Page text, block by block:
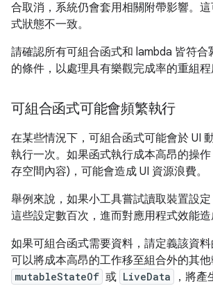
合取消，系統仍會套用相關附帶影響。
式狀態不一致。
請確認所有可組合函式和 lambda 皆符合
的條件，以處理具有樂觀完成率的重組程
可組合函式可能會頻繁執行
在某些情況下，可組合函式可能會於 UI
執行一次。如果函式執行成本高昂的操
存空間內容)，可能會造成 UI 資源浪費。
舉例來說，如果小工具嘗試讀取裝置設
這些設定數百次，進而對應用程式效能造
如果可組合函式需要資料，請定義該資
可以將成本高昂的工作移至組合外的其
mutableStateOf 或 LiveData
，將